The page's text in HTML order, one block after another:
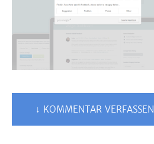
↓ KOMMENTAR VERFASSEN